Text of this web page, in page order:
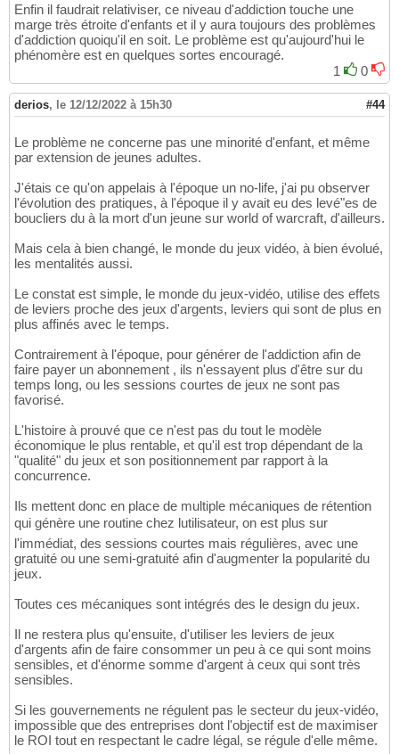
Enfin il faudrait relativiser, ce niveau d'addiction touche une
marge très étroite d'enfants et il y aura toujours des problèmes
d'addiction quoiqu'il en soit. Le problème est qu'aujourd'hui le
phénomère est en quelques sortes encouragé.
1
0
derios, le 12/12/2022 à 15h30 #44
Le problème ne concerne pas une minorité d'enfant, et même
par extension de jeunes adultes.
J'étais ce qu'on appelais à l'époque un no-life, j'ai pu observer
l'évolution des pratiques, à l'époque il y avait eu des levé"es de
boucliers du à la mort d'un jeune sur world of warcraft, d'ailleurs.
Mais cela à bien changé, le monde du jeux vidéo, à bien évolué,
les mentalités aussi.
Le constat est simple, le monde du jeux-vidéo, utilise des effets
de leviers proche des jeux d'argents, leviers qui sont de plus en
plus affinés avec le temps.
Contrairement à l'époque, pour générer de l'addiction afin de
faire payer un abonnement , ils n'essayent plus d'être sur du
temps long, ou les sessions courtes de jeux ne sont pas
favorisé.
L'histoire à prouvé que ce n'est pas du tout le modèle
économique le plus rentable, et qu'il est trop dépendant de la
"qualité" du jeux et son positionnement par rapport à la
concurrence.
Ils mettent donc en place de multiple mécaniques de rétention
qui génère une routine chez lutilisateur, on est plus sur
l'immédiat, des sessions courtes mais régulières, avec une
gratuité ou une semi-gratuité afin d'augmenter la popularité du
jeux.
Toutes ces mécaniques sont intégrés des le design du jeux.
Il ne restera plus qu'ensuite, d'utiliser les leviers de jeux
d'argents afin de faire consommer un peu à ce qui sont moins
sensibles, et d'énorme somme d'argent à ceux qui sont très
sensibles.
Si les gouvernements ne régulent pas le secteur du jeux-vidéo,
impossible que des entreprises dont l'objectif est de maximiser
le ROI tout en respectant le cadre légal, se régule d'elle même.